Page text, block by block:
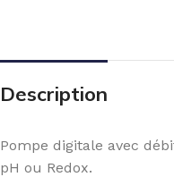
Description
Pompe digitale avec
pH ou Redox.